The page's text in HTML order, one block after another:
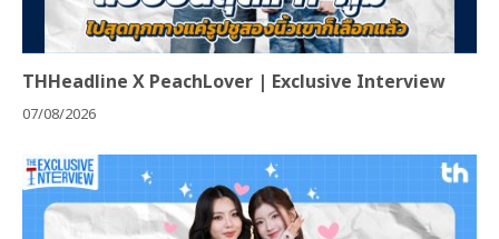
THHeadline X PeachLover | Exclusive Interview
07/08/2026